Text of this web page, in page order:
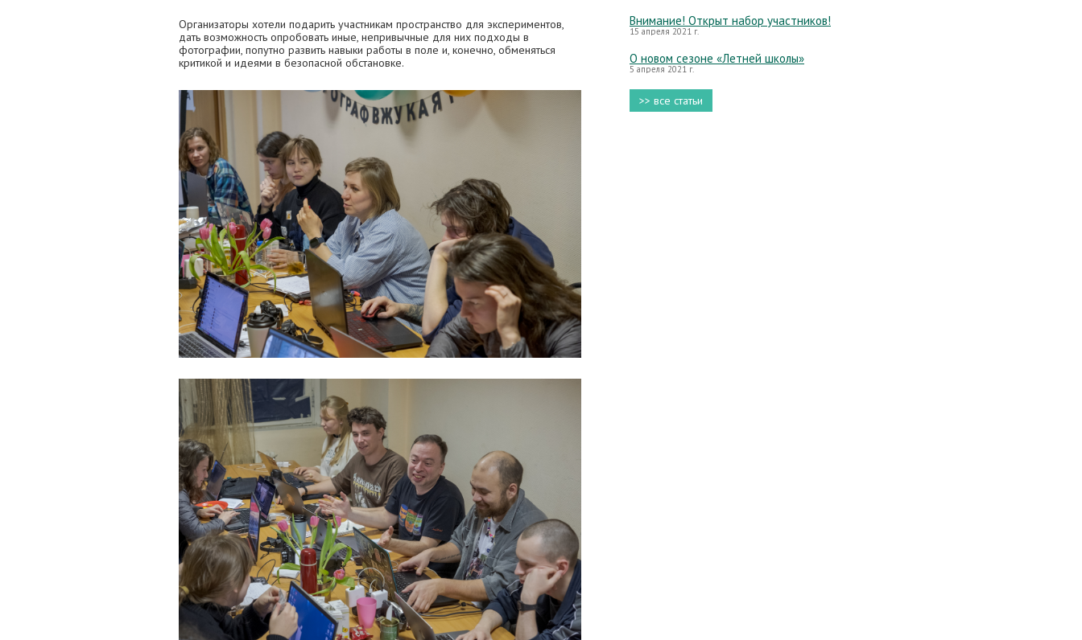
Организаторы хотели подарить участникам пространство для экспериментов,
дать возможность опробовать иные, непривычные для них подходы в
фотографии, попутно развить навыки работы в поле и, конечно, обменяться
критикой и идеями в безопасной обстановке.
Внимание! Открыт набор участников!
15 апреля 2021 г.
О новом сезоне «Летней школы»
5 апреля 2021 г.
>> все статьи